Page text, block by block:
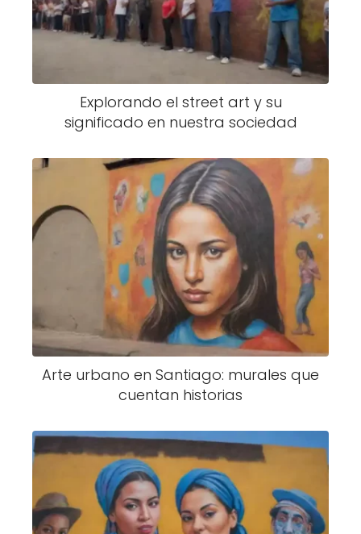
Explorando el street art y su
significado en nuestra sociedad
Arte urbano en Santiago: murales que
cuentan historias